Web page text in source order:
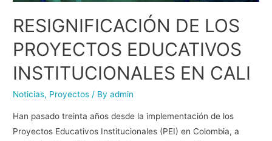
RESIGNIFICACIÓN DE LOS
PROYECTOS EDUCATIVOS
INSTITUCIONALES EN CALI
Noticias, Proyectos / Byadmin
Han pasado treinta años desde la implementación de los
Proyectos Educativos Institucionales (PEI) en Colombia, a